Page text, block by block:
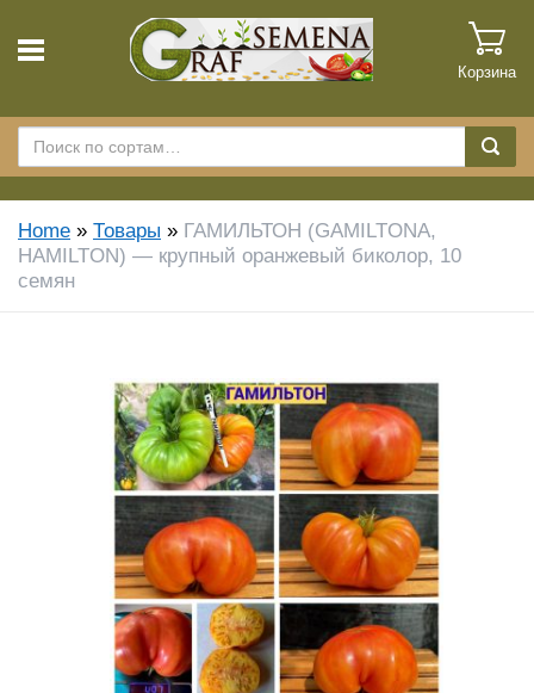
Корзина
Home » Товары » ГАМИЛЬТОН (GAMILTONA,
HAMILTON) — крупный оранжевый биколор, 10
семян